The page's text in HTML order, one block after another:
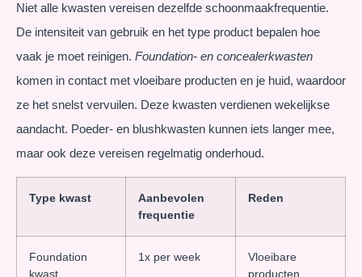
Niet alle kwasten vereisen dezelfde schoonmaakfrequentie.
De intensiteit van gebruik en het type product bepalen hoe
vaak je moet reinigen. Foundation- en concealerkwasten
komen in contact met vloeibare producten en je huid, waardoor
ze het snelst vervuilen. Deze kwasten verdienen wekelijkse
aandacht. Poeder- en blushkwasten kunnen iets langer mee,
maar ook deze vereisen regelmatig onderhoud.
Type kwast
Aanbevolen
frequentie
Reden
Foundation
kwast
1x per week
Vloeibare
producten,